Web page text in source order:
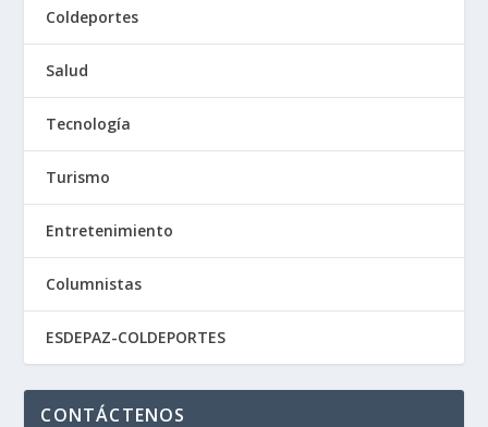
Coldeportes
Salud
Tecnología
Turismo
Entretenimiento
Columnistas
ESDEPAZ-COLDEPORTES
CONTÁCTENOS